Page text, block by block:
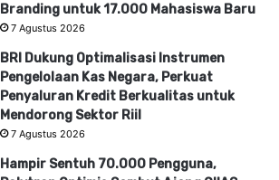
Branding untuk 17.000 Mahasiswa Baru
7 Agustus 2026
BRI Dukung Optimalisasi Instrumen
Pengelolaan Kas Negara, Perkuat
Penyaluran Kredit Berkualitas untuk
Mendorong Sektor Riil
7 Agustus 2026
Hampir Sentuh 70.000 Pengguna,